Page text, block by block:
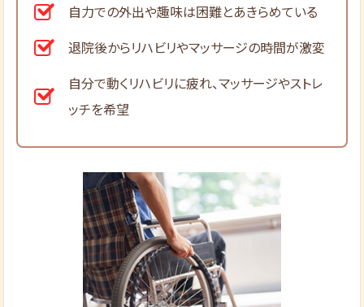
自力での外出や趣味は困難とあきらめている
退院後からリハビリやマッサージの時間が激変
自分で動くリハビリに疲れ、マッサージやストレ
ッチを希望